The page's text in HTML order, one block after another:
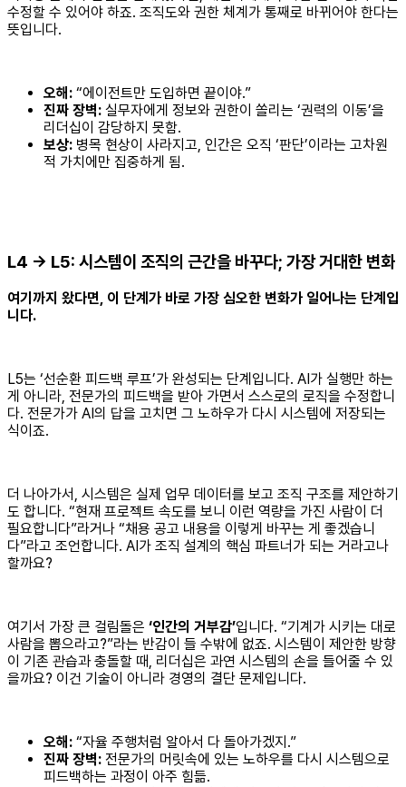
수정할 수 있어야 하죠. 조직도와 권한 체계가 통째로 바뀌어야 한다는
뜻입니다.
오해: “에이전트만 도입하면 끝이야.”
진짜 장벽: 실무자에게 정보와 권한이 쏠리는 ‘권력의 이동’을
리더십이 감당하지 못함.
보상: 병목 현상이 사라지고, 인간은 오직 ‘판단’이라는 고차원
적 가치에만 집중하게 됨.
L4 → L5: 시스템이 조직의 근간을 바꾸다; 가장 거대한 변화
여기까지 왔다면, 이 단계가 바로 가장 심오한 변화가 일어나는 단계입
니다.
L5는 ‘선순환 피드백 루프’가 완성되는 단계입니다. AI가 실행만 하는
게 아니라, 전문가의 피드백을 받아 가면서 스스로의 로직을 수정합니
다. 전문가가 AI의 답을 고치면 그 노하우가 다시 시스템에 저장되는
식이죠.
더 나아가서, 시스템은 실제 업무 데이터를 보고 조직 구조를 제안하기
도 합니다. “현재 프로젝트 속도를 보니 이런 역량을 가진 사람이 더
필요합니다”라거나 “채용 공고 내용을 이렇게 바꾸는 게 좋겠습니
다”라고 조언합니다. AI가 조직 설계의 핵심 파트너가 되는 거라고나
할까요?
여기서 가장 큰 걸림돌은 ‘인간의 거부감’입니다. “기계가 시키는 대로
사람을 뽑으라고?”라는 반감이 들 수밖에 없죠. 시스템이 제안한 방향
이 기존 관습과 충돌할 때, 리더십은 과연 시스템의 손을 들어줄 수 있
을까요? 이건 기술이 아니라 경영의 결단 문제입니다.
오해: “자율 주행처럼 알아서 다 돌아가겠지.”
진짜 장벽: 전문가의 머릿속에 있는 노하우를 다시 시스템으로
피드백하는 과정이 아주 힘듦.